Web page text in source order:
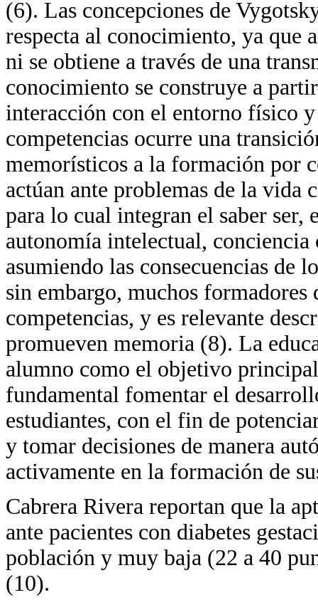
(6). Las concepciones de
respecta al conocimiento, ya que
ni se obtiene a través de una
conocimiento se construye a
interacción con el entorno físico
competencias ocurre una
memorísticos a la formación por
actúan ante problemas de la
para lo cual integran el saber ser,
autonomía intelectual,
asumiendo las consecuencias de
sin embargo, muchos
competencias, y es relevante
promueven memoria (8). La
alumno como el objetivo
fundamental fomentar el
estudiantes, con el fin de
y tomar decisiones de manera
activamente en la formación de
Cabrera Rivera reportan que la
ante pacientes con diabetes
población y muy baja (22 a 40
(10).